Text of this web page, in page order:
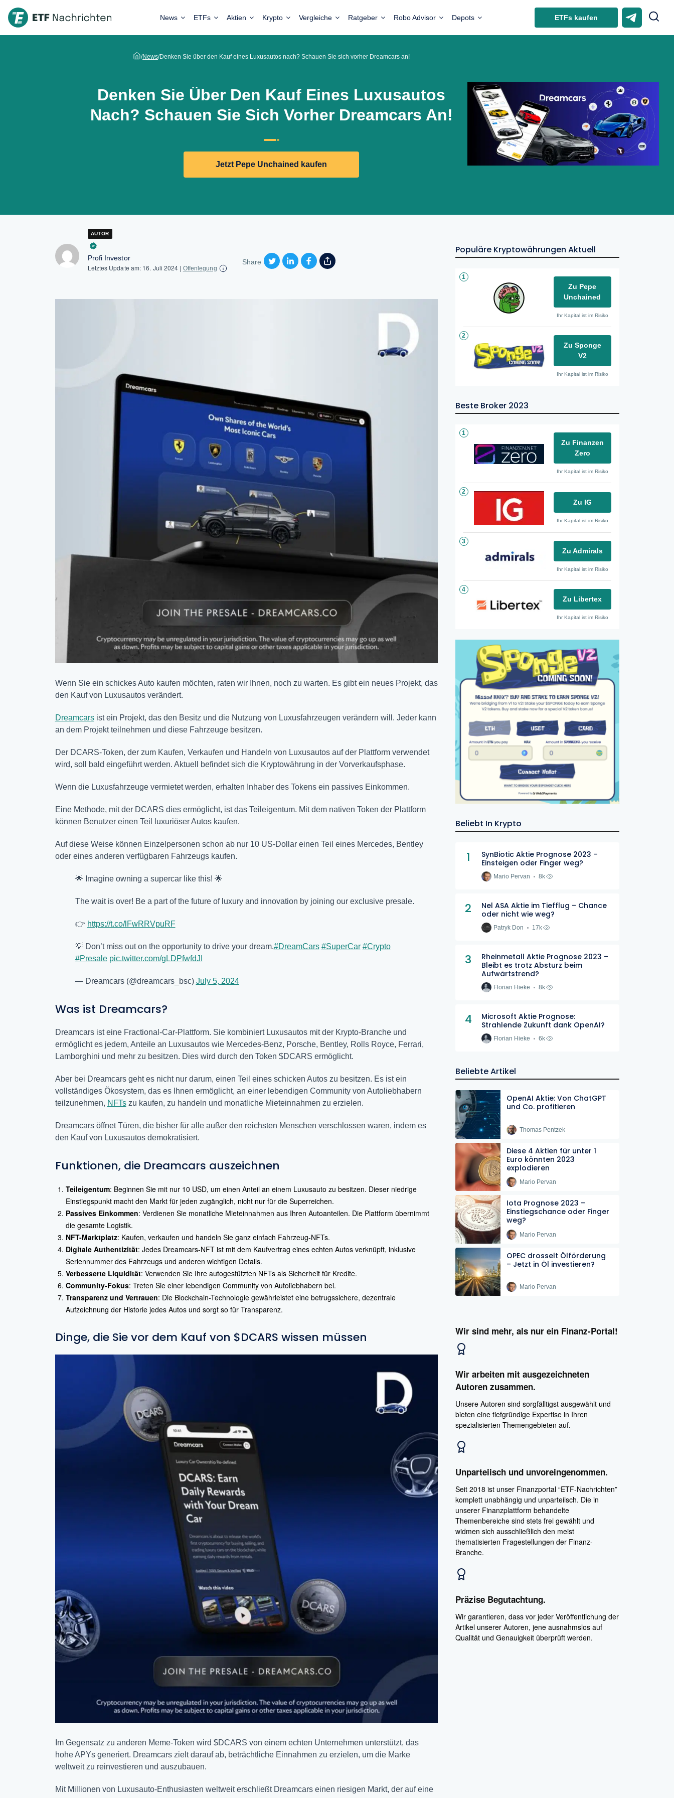
News ETFs Aktien Krypto Vergleiche Ratgeber Robo Advisor Depots ETFs kaufen
/News/Denken Sie über den Kauf eines Luxusautos nach? Schauen Sie sich vorher Dreamcars an!
Denken Sie Über Den Kauf Eines Luxusautos
Nach? Schauen Sie Sich Vorher Dreamcars An!
Jetzt Pepe Unchained kaufen
AUTOR
Profi Investor
Letztes Update am: 16. Juli 2024 | Offenlegung
Share
Wenn Sie ein schickes Auto kaufen möchten, raten wir Ihnen, noch zu warten. Es gibt ein neues Projekt, das
den Kauf von Luxusautos verändert.
Dreamcarsist ein Projekt, das den Besitz und die Nutzung von Luxusfahrzeugen verändern will. Jeder kann
an dem Projekt teilnehmen und diese Fahrzeuge besitzen.
Der DCARS-Token, der zum Kaufen, Verkaufen und Handeln von Luxusautos auf der Plattform verwendet
wird, soll bald eingeführt werden. Aktuell befindet sich die Kryptowährung in der Vorverkaufsphase.
Wenn die Luxusfahrzeuge vermietet werden, erhalten Inhaber des Tokens ein passives Einkommen.
Eine Methode, mit der DCARS dies ermöglicht, ist das Teileigentum. Mit dem nativen Token der Plattform
können Benutzer einen Teil luxuriöser Autos kaufen.
Auf diese Weise können Einzelpersonen schon ab nur 10 US-Dollar einen Teil eines Mercedes, Bentley
oder eines anderen verfügbaren Fahrzeugs kaufen.
🌟 Imagine owning a supercar like this! 🌟
The wait is over! Be a part of the future of luxury and innovation by joining our exclusive presale.
👉 https://t.co/lFwRRVpuRF
💡 Don’t miss out on the opportunity to drive your dream.#DreamCars #SuperCar #Crypto
#Presale pic.twitter.com/gLDPfwfdJI
— Dreamcars (@dreamcars_bsc) July 5, 2024
Was ist Dreamcars?
Dreamcars ist eine Fractional-Car-Plattform. Sie kombiniert Luxusautos mit der Krypto-Branche und
ermöglicht es jedem, Anteile an Luxusautos wie Mercedes-Benz, Porsche, Bentley, Rolls Royce, Ferrari,
Lamborghini und mehr zu besitzen. Dies wird durch den Token $DCARS ermöglicht.
Aber bei Dreamcars geht es nicht nur darum, einen Teil eines schicken Autos zu besitzen. Es ist ein
vollständiges Ökosystem, das es Ihnen ermöglicht, an einer lebendigen Community von Autoliebhabern
teilzunehmen, NFTszu kaufen, zu handeln und monatliche Mieteinnahmen zu erzielen.
Dreamcars öffnet Türen, die bisher für alle außer den reichsten Menschen verschlossen waren, indem es
den Kauf von Luxusautos demokratisiert.
Funktionen, die Dreamcars auszeichnen
Teileigentum: Beginnen Sie mit nur 10 USD, um einen Anteil an einem Luxusauto zu besitzen. Dieser niedrige
Einstiegspunkt macht den Markt für jeden zugänglich, nicht nur für die Superreichen.
Passives Einkommen: Verdienen Sie monatliche Mieteinnahmen aus Ihren Autoanteilen. Die Plattform übernimmt
die gesamte Logistik.
NFT-Marktplatz: Kaufen, verkaufen und handeln Sie ganz einfach Fahrzeug-NFTs.
Digitale Authentizität: Jedes Dreamcars-NFT ist mit dem Kaufvertrag eines echten Autos verknüpft, inklusive
Seriennummer des Fahrzeugs und anderen wichtigen Details.
Verbesserte Liquidität: Verwenden Sie Ihre autogestützten NFTs als Sicherheit für Kredite.
Community-Fokus: Treten Sie einer lebendigen Community von Autoliebhabern bei.
Transparenz und Vertrauen: Die Blockchain-Technologie gewährleistet eine betrugssichere, dezentrale
Aufzeichnung der Historie jedes Autos und sorgt so für Transparenz.
Dinge, die Sie vor dem Kauf von $DCARS wissen müssen
Im Gegensatz zu anderen Meme-Token wird $DCARS von einem echten Unternehmen unterstützt, das
hohe APYs generiert. Dreamcars zielt darauf ab, beträchtliche Einnahmen zu erzielen, um die Marke
weltweit zu reinvestieren und auszubauen.
Mit Millionen von Luxusauto-Enthusiasten weltweit erschließt Dreamcars einen riesigen Markt, der auf eine
Populäre Kryptowährungen Aktuell
1
Zu Pepe
Unchained
Ihr Kapital ist im Risiko
2
Zu Sponge
V2
Ihr Kapital ist im Risiko
Beste Broker 2023
1
Zu Finanzen
Zero
Ihr Kapital ist im Risiko
2
Zu IG
Ihr Kapital ist im Risiko
3
Zu Admirals
Ihr Kapital ist im Risiko
4
Zu Libertex
Ihr Kapital ist im Risiko
Beliebt In Krypto
1
SynBiotic Aktie Prognose 2023 –
Einsteigen oder Finger weg?
Mario Pervan 8k
2
Nel ASA Aktie im Tiefflug – Chance
oder nicht wie weg?
Patryk Don 17k
3
Rheinmetall Aktie Prognose 2023 –
Bleibt es trotz Absturz beim
Aufwärtstrend?
Florian Hieke 8k
4
Microsoft Aktie Prognose:
Strahlende Zukunft dank OpenAI?
Florian Hieke 6k
Beliebte Artikel
OpenAI Aktie: Von ChatGPT
und Co. profitieren
Thomas Pentzek
Diese 4 Aktien für unter 1
Euro könnten 2023
explodieren
Mario Pervan
Iota Prognose 2023 –
Einstiegschance oder Finger
weg?
Mario Pervan
OPEC drosselt Ölförderung
– Jetzt in Öl investieren?
Mario Pervan
Wir sind mehr, als nur ein Finanz-Portal!
Wir arbeiten mit ausgezeichneten
Autoren zusammen.
Unsere Autoren sind sorgfälltigst ausgewählt und
bieten eine tiefgründige Expertise in Ihren
spezialisierten Themengebieten auf.
Unparteiisch und unvoreingenommen.
Seit 2018 ist unser Finanzportal “ETF-Nachrichten”
komplett unabhängig und unparteiisch. Die in
unserer Finanzplattform behandelte
Themenbereiche sind stets frei gewählt und
widmen sich ausschließlich den meist
thematisierten Fragestellungen der Finanz-
Branche.
Präzise Begutachtung.
Wir garantieren, dass vor jeder Veröffentlichung der
Artikel unserer Autoren, jene ausnahmslos auf
Qualität und Genauigkeit überprüft werden.